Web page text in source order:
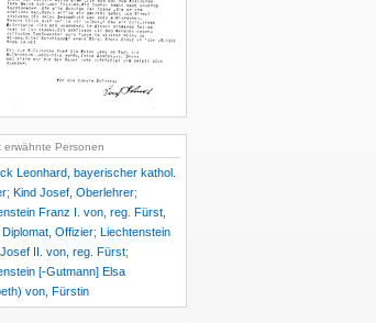
erwähnte Personen
Leonhard, bayerischer kathol.
; Kind Josef, Oberlehrer;
Franz I. von, reg. Fürst,
Offizier; Liechtenstein
II. von, reg. Fürst;
[-Gutmann] Elsa
von, Fürstin